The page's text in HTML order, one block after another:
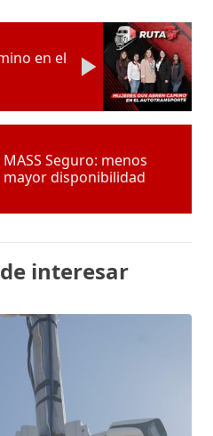
en el
MASS Seguro: menos
mayor disponibilidad
interesar